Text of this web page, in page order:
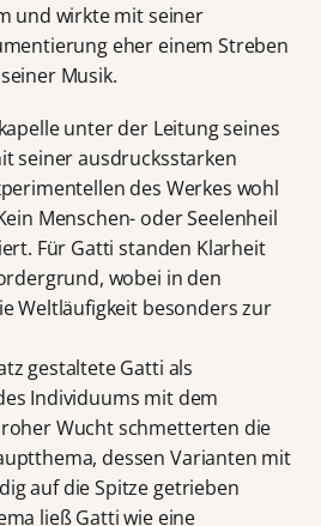
und wirkte mit seiner
eher einem Streben
Musik.
unter der Leitung seines
seiner ausdrucksstarken
des Werkes wohl
Menschen- oder Seelenheil
Für Gatti standen Klarheit
wobei in den
Weltläufigkeit besonders zur
gestaltete Gatti als
Individuums mit dem
Wucht schmetterten die
dessen Varianten mit
auf die Spitze getrieben
ließ Gatti wie eine